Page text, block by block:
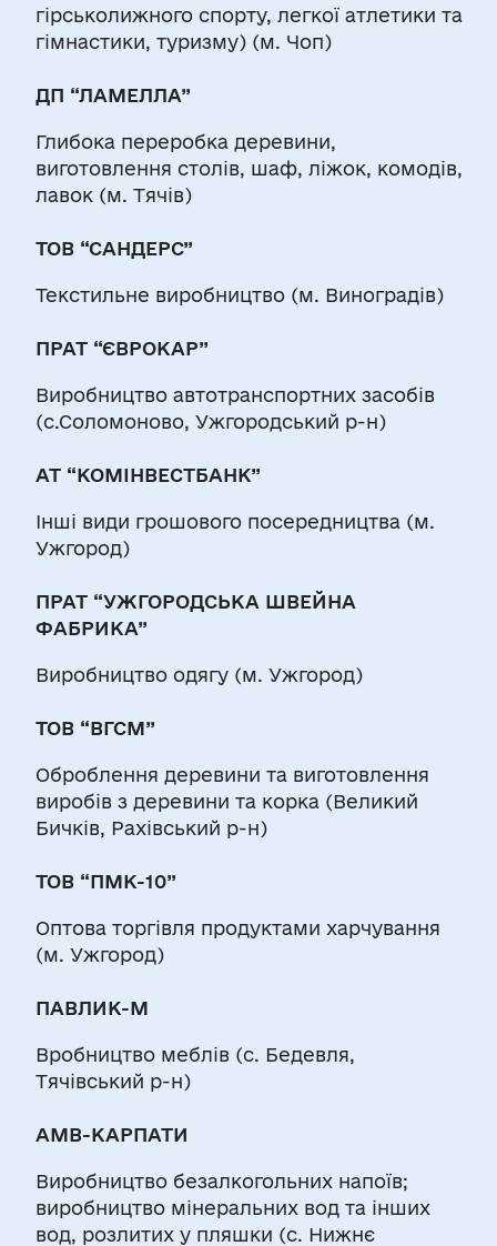
гірськолижного спорту, легкої атлетики та
гімнастики, туризму) (м. Чоп)
ДП “ЛАМЕЛЛА”
Глибока переробка деревини,
виготовлення столів, шаф, ліжок, комодів,
лавок (м. Тячів)
ТОВ “САНДЕРС”
Текстильне виробництво (м. Виноградів)
ПРАТ “ЄВРОКАР”
Виробництво автотранспортних засобів
(с.Соломоново, Ужгородський р-н)
АТ “КОМІНВЕСТБАНК”
Інші види грошового посередництва (м.
Ужгород)
ПРАТ “УЖГОРОДСЬКА ШВЕЙНА
ФАБРИКА”
Виробництво одягу (м. Ужгород)
ТОВ “ВГСМ”
Оброблення деревини та виготовлення
виробів з деревини та корка (Великий
Бичків, Рахівський р-н)
ТОВ “ПМК-10”
Оптова торгівля продуктами харчування
(м. Ужгород)
ПАВЛИК-М
Вробництво меблів (с. Бедевля,
Тячівський р-н)
АМВ-КАРПАТИ
Виробництво безалкогольних напоїв;
виробництво мінеральних вод та інших
вод, розлитих у пляшки (с. Нижнє